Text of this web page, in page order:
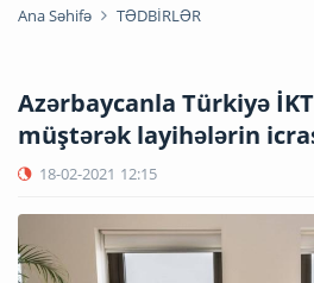
Ana Səhifə TƏDBİRLƏR
Azərbaycanla Türkiyə
müştərək layihələrin
18-02-2021 12:15